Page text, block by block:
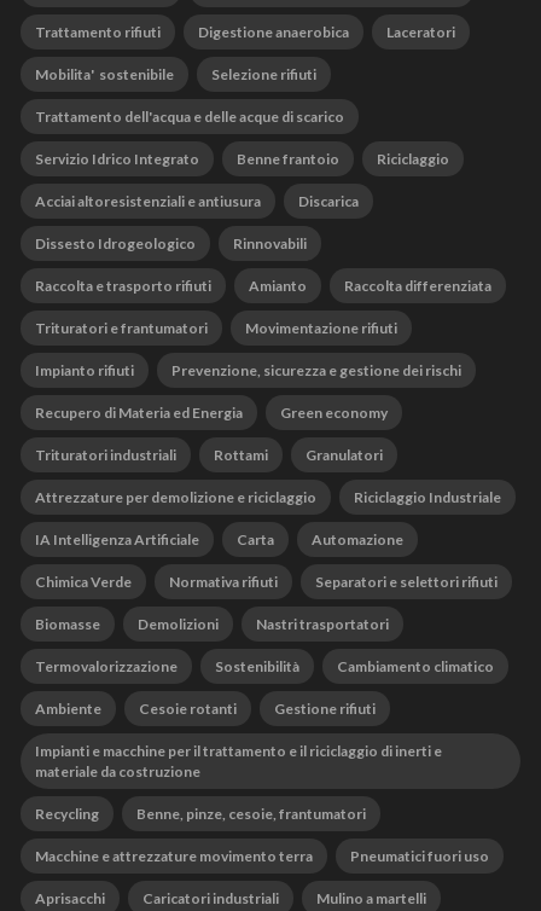
Trattamento rifiuti Digestione anaerobica Laceratori
Mobilita' sostenibile Selezione rifiuti
Trattamento dell'acqua e delle acque di scarico
Servizio Idrico Integrato Benne frantoio Riciclaggio
Acciai altoresistenziali e antiusura Discarica
Dissesto Idrogeologico Rinnovabili
Raccolta e trasporto rifiuti Amianto Raccolta differenziata
Trituratori e frantumatori Movimentazione rifiuti
Impianto rifiuti Prevenzione, sicurezza e gestione dei rischi
Recupero di Materia ed Energia Green economy
Trituratori industriali Rottami Granulatori
Attrezzature per demolizione e riciclaggio Riciclaggio Industriale
IA Intelligenza Artificiale Carta Automazione
Chimica Verde Normativa rifiuti Separatori e selettori rifiuti
Biomasse Demolizioni Nastri trasportatori
Termovalorizzazione Sostenibilità Cambiamento climatico
Ambiente Cesoie rotanti Gestione rifiuti
Impianti e macchine per il trattamento e il riciclaggio di inerti e
materiale da costruzione
Recycling Benne, pinze, cesoie, frantumatori
Macchine e attrezzature movimento terra Pneumatici fuori uso
Aprisacchi Caricatori industriali Mulino a martelli